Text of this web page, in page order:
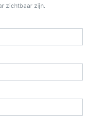
zichtbaar zijn.